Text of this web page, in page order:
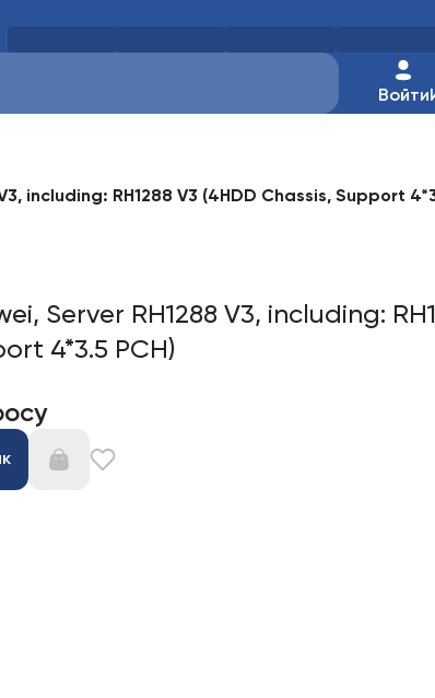
Войти
including: RH1288 V3 (4HDD Chassis, Support
Server RH1288 V3, including:
4*3.5 PCH)